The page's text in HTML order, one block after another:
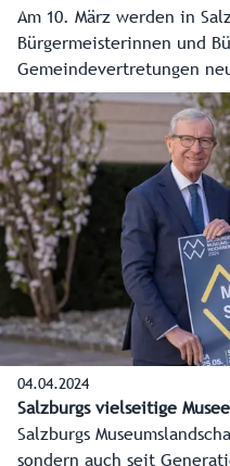
Am 10. März werden in
Bürgermeisterinnen und
Gemeindevertretungen
Daten und Fakten im
04.04.2024
Salzburgs vielseitige
Salzburgs
sondern auch seit